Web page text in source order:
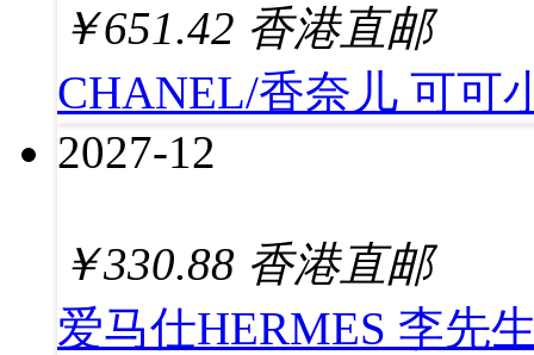
￥651.42 香港直邮
CHANEL/香奈儿 可可
2027-12
￥330.88 香港直邮
爱马仕HERMES 李先